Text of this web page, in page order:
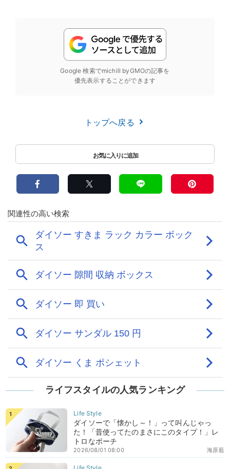
Google 検索でmichill byGMOの記事を
優先表示することができます
トップへ戻る
ライフスタイルの人気ランキング
ダイソーで「懐かし～！」って叫んじゃっ
た！「昔使ってたのまさにこのタイプ！」レ
トロなポーチ
海原藍
2026/08/01 08:00